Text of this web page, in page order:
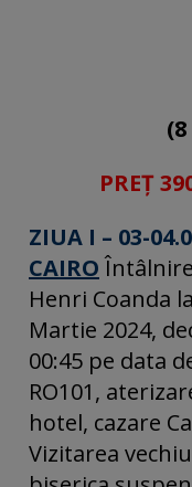
PREȚ
ZIUA I – 03-
CAIRO
Henri Coanda
Martie 2024,
00:45 pe data
RO101,
hotel, cazare
Vizitarea